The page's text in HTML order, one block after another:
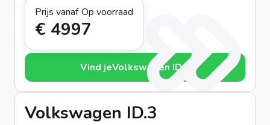
Prijs vanaf
€ 499
Op voorraad
7
Vind jeVolkswagen ID.4
Volkswagen ID.3